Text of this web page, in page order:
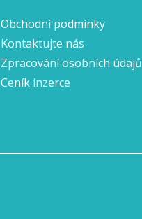
Obchodní podmínky
Kontaktujte nás
Zpracování osobních údajů
Ceník inzerce